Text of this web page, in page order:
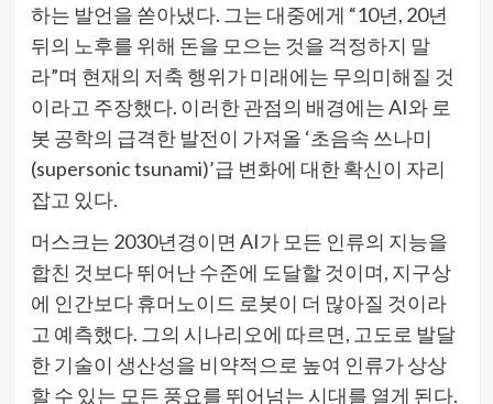
하는 발언을 쏟아냈다. 그는 대중에게 “10년, 20년
뒤의 노후를 위해 돈을 모으는 것을 걱정하지 말
라”며 현재의 저축 행위가 미래에는 무의미해질 것
이라고 주장했다. 이러한 관점의 배경에는 AI와 로
봇 공학의 급격한 발전이 가져올 ‘초음속 쓰나미
(supersonic tsunami)’급 변화에 대한 확신이 자리
잡고 있다.
머스크는 2030년경이면 AI가 모든 인류의 지능을
합친 것보다 뛰어난 수준에 도달할 것이며, 지구상
에 인간보다 휴머노이드 로봇이 더 많아질 것이라
고 예측했다. 그의 시나리오에 따르면, 고도로 발달
한 기술이 생산성을 비약적으로 높여 인류가 상상
할 수 있는 모든 풍요를 뛰어넘는 시대를 열게 된다.